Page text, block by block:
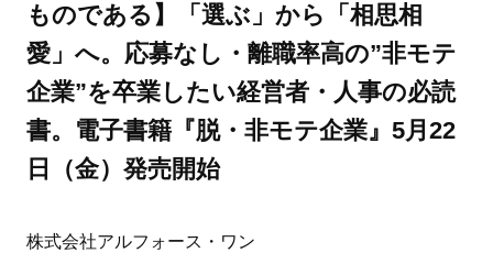
ママとパパに贈る「ジェンダーレ
ものである】「選ぶ」から「相思相
愛」へ。応募なし・離職率高の”非モテ
企業”を卒業したい経営者・人事の必読
書。電子書籍『脱・非モテ企業』5月22
日（金）発売開始
株式会社アルフォース・ワン